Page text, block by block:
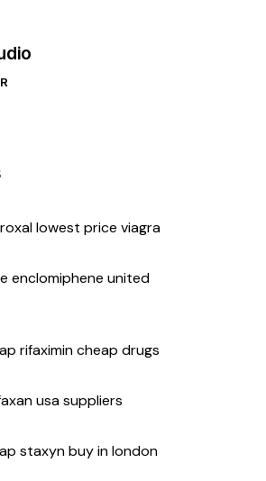
lowest price viagra
enclomiphene united
rifaximin cheap drugs
usa suppliers
staxyn buy in london